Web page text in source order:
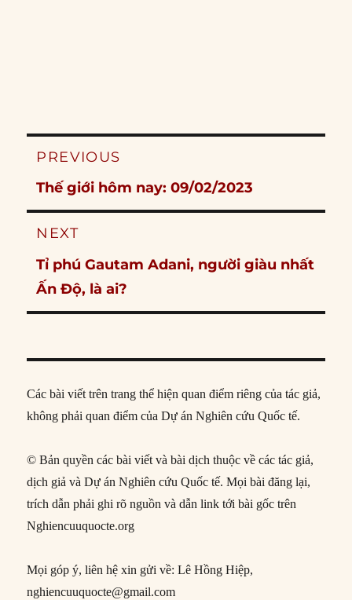
Post
PREVIOUS
Previous
post:
Thế giới hôm nay: 09/02/2023
NEXT
Next
post:
Tỉ phú Gautam Adani, người giàu nhất
Ấn Độ, là ai?
Các bài viết trên trang thể hiện quan điểm riêng của tác giả,
không phải quan điểm của Dự án Nghiên cứu Quốc tế.
© Bản quyền các bài viết và bài dịch thuộc về các tác giả,
dịch giả và Dự án Nghiên cứu Quốc tế. Mọi bài đăng lại,
trích dẫn phải ghi rõ nguồn và dẫn link tới bài gốc trên
Nghiencuuquocte.org
Mọi góp ý, liên hệ xin gửi về: Lê Hồng Hiệp,
nghiencuuquocte@gmail.com